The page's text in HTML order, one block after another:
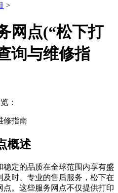
>
网点(“松下打
询与维修指
：
修指南
概述
定的品质在全球范围内享有盛
时、专业的售后服务，松下在
。这些服务网点不仅提供打印